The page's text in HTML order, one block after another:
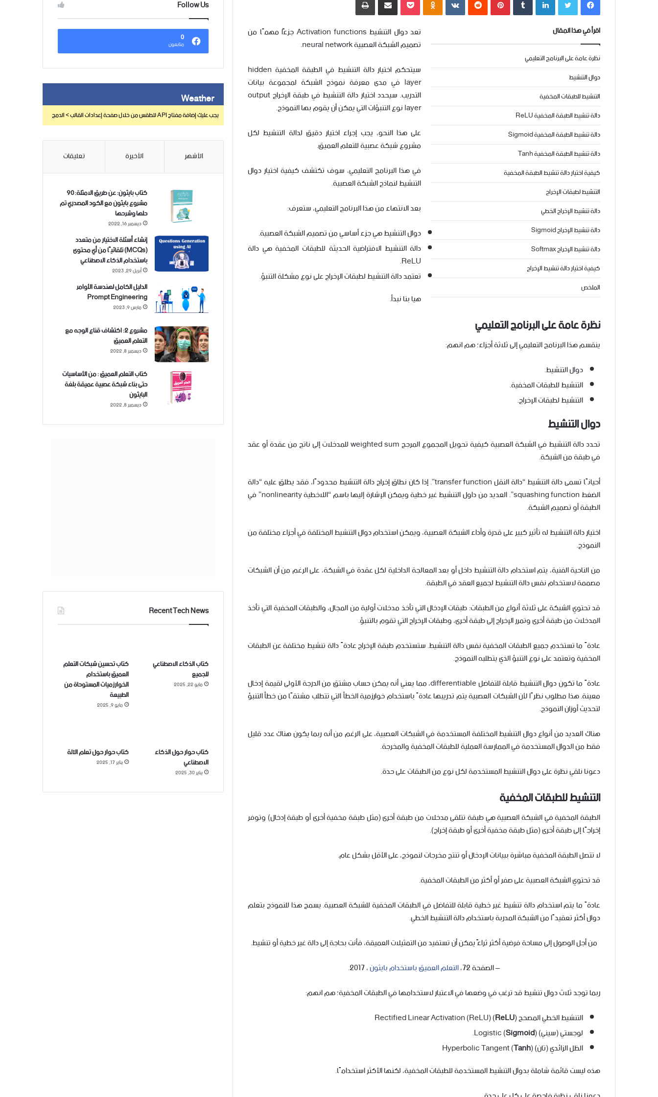
اقرأ في هذا المقال
نظرة عامة على البرنامج التعليمي
دوال التنشيط
التنشيط للطبقات المخفية
دالة تنشيط الطبقة المخفية ReLU
دالة تنشيط الطبقة المخفية Sigmoid
دالة تنشيط الطبقة المخفية Tanh
كيفية اختيار دالة تنشيط الطبقة المخفية
التنشيط لطبقات الإخراج
دالة تنشيط الإخراج الخطي
دالة تنشيط الإخراج Sigmoid
دالة تنشيط الإخراج Softmax
كيفية اختيار دالة تنشيط الإخراج
الملخص
تعد دوال التنشيط Activation functions جزءًا مهمًا من
تصميم الشبكة العصبية neural network.
سيتحكم اختيار دالة التنشيط في الطبقة المخفية hidden
layer في مدى معرفة نموذج الشبكة لمجموعة بيانات
التدريب. سيحدد اختيار دالة التنشيط في طبقة الإخراج output
layer نوع التنبؤات التي يمكن أن يقوم بها النموذج.
على هذا النحو، يجب إجراء اختيار دقيق لدالة التنشيط لكل
مشروع شبكة عصبية للتعلم العميق.
في هذا البرنامج التعليمي، سوف تكتشف كيفية اختيار دوال
التنشيط لنماذج الشبكة العصبية.
بعد الانتهاء من هذا البرنامج التعليمي، ستعرف:
دوال التنشيط هي جزء أساسي من تصميم الشبكة العصبية.
دالة التنشيط الافتراضية الحديثة للطبقات المخفية هي دالة
ReLU.
تعتمد دالة التنشيط لطبقات الإخراج على نوع مشكلة التنبؤ.
هيا بنا نبدأ.
نظرة عامة على البرنامج التعليمي
ينقسم هذا البرنامج التعليمي إلى ثلاثة أجزاء؛ هم انهم:
دوال التنشيط.
التنشيط للطبقات المخفية.
التنشيط لطبقات الإخراج.
دوال التنشيط
تحدد دالة التنشيط في الشبكة العصبية كيفية تحويل المجموع المرجح weighted sum للمدخلات إلى ناتج من عقدة أو عقد
في طبقة من الشبكة.
أحيانًا تسمى دالة التنشيط “دالة النقل transfer function”. إذا كان نطاق إخراج دالة التنشيط محدودًا، فقد يطلق عليه “دالة
الضغط squashing function”. العديد من داول التنشيط غير خطية ويمكن الإشارة إليها باسم “اللاخطية nonlinearity” في
الطبقة أو تصميم الشبكة.
اختيار دالة التنشيط له تأثير كبير على قدرة وأداء الشبكة العصبية، ويمكن استخدام دوال التنشيط المختلفة في أجزاء مختلفة من
النموذج.
من الناحية الفنية، يتم استخدام دالة التنشيط داخل أو بعد المعالجة الداخلية لكل عقدة في الشبكة، على الرغم من أن الشبكات
مصممة لاستخدام نفس دالة التنشيط لجميع العقد في الطبقة.
قد تحتوي الشبكة على ثلاثة أنواع من الطبقات: طبقات الإدخال التي تأخذ مدخلات أولية من المجال، والطبقات المخفية التي تأخذ
المدخلات من طبقة أخرى وتمرر الإخراج إلى طبقة أخرى، وطبقات الإخراج التي تقوم بالتنبؤ.
عادةً ما تستخدم جميع الطبقات المخفية نفس دالة التنشيط. ستستخدم طبقة الإخراج عادةً دالة تنشيط مختلفة عن الطبقات
المخفية وتعتمد على نوع التنبؤ الذي يتطلبه النموذج.
عادةً ما تكون دوال التنشيط قابلة للتفاضل differentiable، مما يعني أنه يمكن حساب مشتق من الدرجة الأولى لقيمة إدخال
معينة. هذا مطلوب نظرًا لأن الشبكات العصبية يتم تدريبها عادةً باستخدام خوارزمية الخطأ التي تتطلب مشتقًا من خطأ التنبؤ
لتحديث أوزان النموذج.
هناك العديد من أنواع دوال التنشيط المختلفة المستخدمة في الشبكات العصبية، على الرغم من أنه ربما يكون هناك عدد قليل
فقط من الدوال المستخدمة في الممارسة العملية للطبقات المخفية والمخرجة.
دعونا نلقي نظرة على دوال التنشيط المستخدمة لكل نوع من الطبقات على حدة.
التنشيط للطبقات المخفية
الطبقة المخفية في الشبكة العصبية هي طبقة تتلقى مدخلات من طبقة أخرى (مثل طبقة مخفية أخرى أو طبقة إدخال) وتوفر
إخراجًا إلى طبقة أخرى (مثل طبقة مخفية أخرى أو طبقة إخراج).
لا تتصل الطبقة المخفية مباشرة ببيانات الإدخال أو تنتج مخرجات لنموذج، على الأقل بشكل عام.
قد تحتوي الشبكة العصبية على صفر أو أكثر من الطبقات المخفية.
عادةً ما يتم استخدام دالة تنشيط غير خطية قابلة للتفاضل في الطبقات المخفية للشبكة العصبية. يسمح هذا للنموذج بتعلم
دوال أكثر تعقيدًا من الشبكة المدربة باستخدام دالة التنشيط الخطي.
من أجل الوصول إلى مساحة فرضية أكثر ثراءً يمكن أن تستفيد من التمثيلات العميقة، فأنت بحاجة إلى دالة غير خطية أو تنشيط.
– الصفحة 72،
التعلم العميق باستخدام بايثون، 2017.
ربما توجد ثلاث دوال تنشيط قد ترغب في وضعها في الاعتبار لاستخدامها في الطبقات المخفية؛ هم انهم:
التنشيط الخطي المصحح (ReLU
) Rectified Linear Activation (ReLU)
لوجستي (سيني) Logistic ( Sigmoid).
الظل الزائدي (تان) Hyperbolic Tangent ( Tanh)
هذه ليست قائمة شاملة بدوال التنشيط المستخدمة للطبقات المخفية، لكنها الأكثر استخدامًا.
Follow Us
0
متابعون
Weather
يجب عليك إضافة مفتاح API للطقس من خلال صفحة إعدادات القالب > الدمج
الأشهر الأخيرة تعليقات
كتاب بايثون: عن طريق الامثلة: 90
مشروع بايثون مع الكود المصدري تم
حلها وشرحها
ديسمبر 16, 2022
إنشاء أسئلة الاختيار من متعدد
(MCQs) تلقائيًا من أي محتوى
باستخدام الذكاء الاصطناعي
أبريل 29, 2023
الدليل الكامل لهندسة الأوامر
Prompt Engineering
مارس 9, 2023
مشروع 2: اكتشاف قناع الوجه مع
التعلم العميق
ديسمبر 8, 2022
كتاب التعلم العميق : من الأساسيات
حتى بناء شبكة عصبية عميقة بلغة
البايثون
ديسمبر 8, 2022
Recent Tech News
كتاب الذكاء الاصطناعي
للجميع
مايو 22, 2025
كتاب تحسين شبكات التعلم
العميق باستخدام
الخوارزميات المستوحاة من
الطبيعة
مايو 9, 2025
كتاب حوار حول الذكاء
الاصطناعي
يناير 30, 2025
كتاب حوار حول تعلم الآلة
يناير 17, 2025